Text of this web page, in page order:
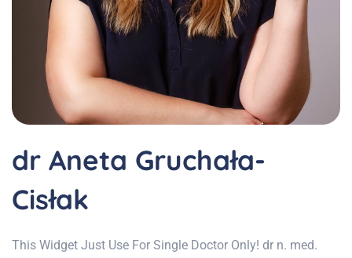
dr Aneta Gruchała-
Cisłak
This Widget Just Use For Single Doctor Only! dr n. med.